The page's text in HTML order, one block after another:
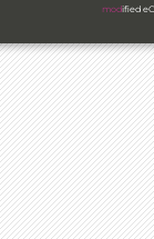
modified